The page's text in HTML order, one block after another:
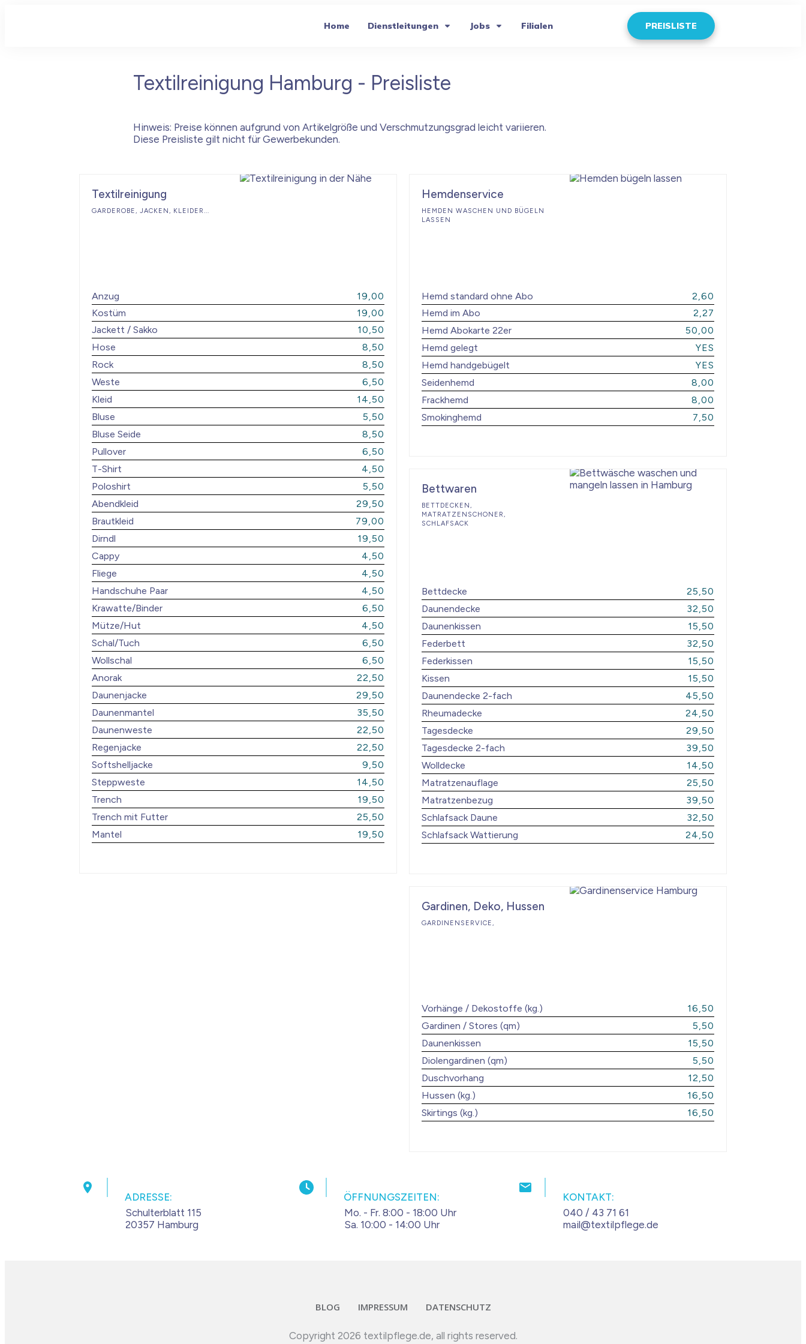
Home Dienstleitungen Jobs Filialen PREISLISTE
Textilreinigung Hamburg - Preisliste
Hinweis: Preise können aufgrund von Artikelgröße und Verschmutzungsgrad leicht variieren.
Diese Preisliste gilt nicht für Gewerbekunden.
Textilreinigung
GARDEROBE, JACKEN, KLEIDER...
Anzug
19,00
Kostüm
19,00
Jackett / Sakko
10,50
Hose
8,50
Rock
8,50
Weste
6,50
Kleid
14,50
Bluse
5,50
Bluse Seide
8,50
Pullover
6,50
T-Shirt
4,50
Poloshirt
5,50
Abendkleid
29,50
Brautkleid
79,00
Dirndl
19,50
Cappy
4,50
Fliege
4,50
Handschuhe Paar
4,50
Krawatte/Binder
6,50
Mütze/Hut
4,50
Schal/Tuch
6,50
Wollschal
6,50
Anorak
22,50
Daunenjacke
29,50
Daunenmantel
35,50
Daunenweste
22,50
Regenjacke
22,50
Softshelljacke
9,50
Steppweste
14,50
Trench
19,50
Trench mit Futter
25,50
Mantel
19,50
Hemdenservice
HEMDEN WASCHEN UND BÜGELN
LASSEN
Hemd standard ohne Abo
2,60
Hemd im Abo
2,27
Hemd Abokarte 22er
50,00
Hemd gelegt
YES
Hemd handgebügelt
YES
Seidenhemd
8,00
Frackhemd
8,00
Smokinghemd
7,50
Bettwaren
BETTDECKEN,
MATRATZENSCHONER,
SCHLAFSACK
Bettdecke
25,50
Daunendecke
32,50
Daunenkissen
15,50
Federbett
32,50
Federkissen
15,50
Kissen
15,50
Daunendecke 2-fach
45,50
Rheumadecke
24,50
Tagesdecke
29,50
Tagesdecke 2-fach
39,50
Wolldecke
14,50
Matratzenauflage
25,50
Matratzenbezug
39,50
Schlafsack Daune
32,50
Schlafsack Wattierung
24,50
Gardinen, Deko, Hussen
GARDINENSERVICE,
Vorhänge / Dekostoffe (kg.)
16,50
Gardinen / Stores (qm)
5,50
Daunenkissen
15,50
Diolengardinen (qm)
5,50
Duschvorhang
12,50
Hussen (kg.)
16,50
Skirtings (kg.)
16,50
ADRESSE:
Schulterblatt 115
20357 Hamburg
ÖFFNUNGSZEITEN:
Mo. - Fr. 8:00 - 18:00 Uhr
Sa. 10:00 - 14:00 Uhr
KONTAKT:
040 / 43 71 61
mail@textilpflege.de
BLOG IMPRESSUM DATENSCHUTZ
Copyright 2026 textilpflege.de, all rights reserved.